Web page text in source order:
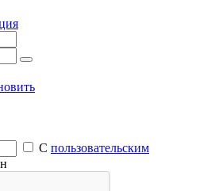
С пользовательским